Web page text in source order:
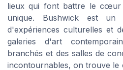
lieux qui font battre le cœur
unique. Bushwick est un
d'expériences culturelles et
galeries d'art
branchés et des salles de
incontournables, on trouve le